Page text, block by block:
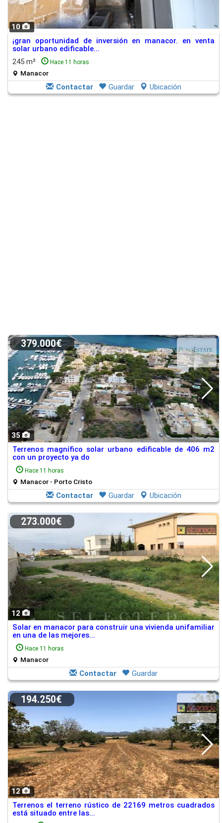
10
¡gran oportunidad de inversión en manacor. en venta
solar urbano edificable...
245 m²
Hace 11 horas
Manacor
Contactar Guardar Ubicación
35
379.000€
Terrenos magnífico solar urbano edificable de 406 m2
con un proyecto ya do
Hace 11 horas
Manacor - Porto Cristo
Contactar Guardar Ubicación
12
273.000€
Solar en manacor para construir una vivienda unifamiliar
en una de las mejores...
Hace 11 horas
Manacor
Contactar Guardar
12
194.250€
Terrenos el terreno rústico de 22169 metros cuadrados
está situado entre las...